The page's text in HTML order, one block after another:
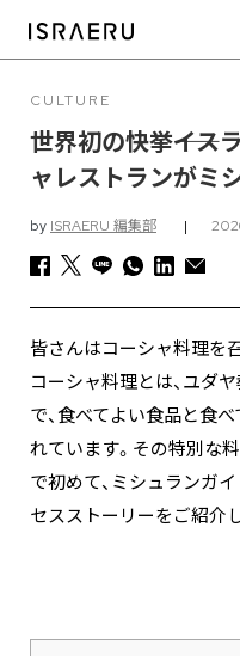
CULTURE
世界初の快挙――イ
ャレストランがミ
by ISRAERU 編集部 |
皆さんはコーシャ料理を
コーシャ料理とは、ユダ
で、食べてよい食品と食
れています。その特別な
で初めて、ミシュランガ
セスストーリーをご紹介